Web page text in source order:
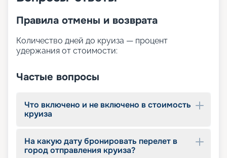
Правила отмены и возврата
Количество дней до круиза — процент
удержания от стоимости:
Частые вопросы
Что включено и не включено в стоимость
круиза
На какую дату бронировать перелет в
город отправления круиза?